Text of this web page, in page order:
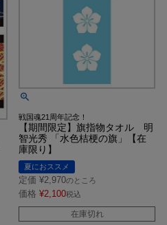
戦国魂21周年記念！
【期間限定】旗指物タオル 明
智光秀 「水色桔梗の旗」【在
庫限り】
夏におススメ
定価 ¥2,970のところ
価格 ¥2,100税込
在庫切れ